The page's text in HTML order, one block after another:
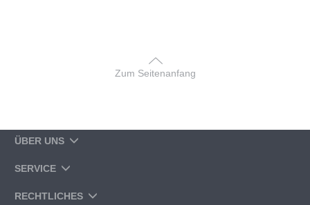
Zum Seitenanfang
ÜBER UNS
SERVICE
RECHTLICHES